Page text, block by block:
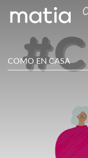
Main
COMO EN CASA